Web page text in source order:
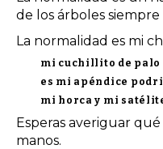
de los árboles siempre
La normalidad es mi
mi cuchillito de palo
es mi apéndice
mi horca y mi
Esperas averiguar
manos.